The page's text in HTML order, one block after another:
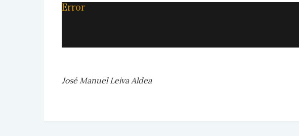
Error
José Manuel Leiva Aldea